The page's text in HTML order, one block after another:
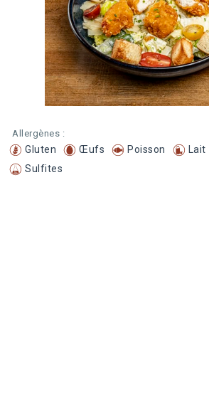
Allergènes :
Gluten Œufs Poisson Lait
Sulfites